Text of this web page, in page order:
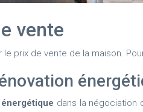
vente
prix de vente de la maison.
dans la négociation